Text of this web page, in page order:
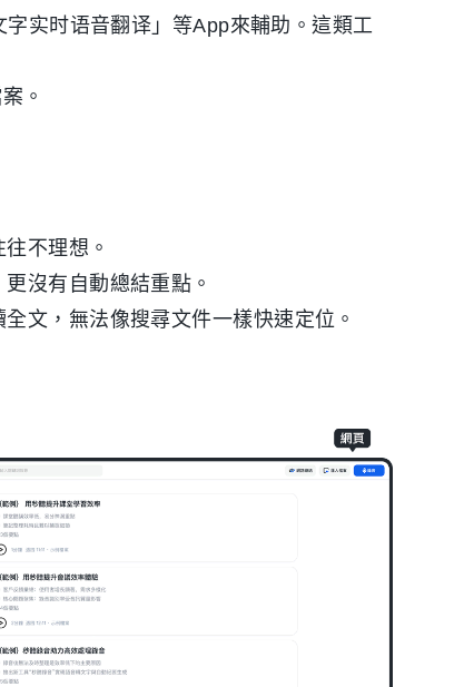
实时语音翻译」等App來輔助。這類工
。
不理想。
沒有自動總結重點。
文，無法像搜尋文件一樣快速定位。